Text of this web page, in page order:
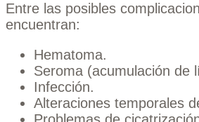
Entre las posibles
encuentran:
Hematoma.
Seroma (acumulación de
Infección.
Alteraciones temporales